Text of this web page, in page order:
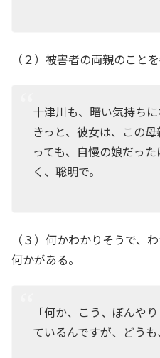
（２）被害者の両親のことを
十津川も、暗い気持ちに
きっと、彼女は、この
っても、自慢の娘だっ
く、聡明で。
（３）何かわかりそうで、
何かがある。
「何か、こう、ぼんや
ているんですが、どうも